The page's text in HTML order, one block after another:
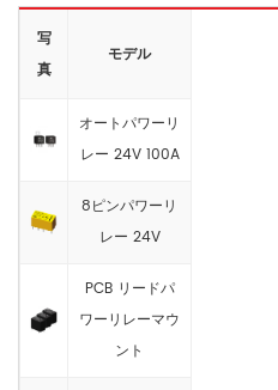
写
真
モデル
オートパワーリ
レー 24V 100A
8ピンパワーリ
レー 24V
PCB リードパ
ワーリレーマウ
ント